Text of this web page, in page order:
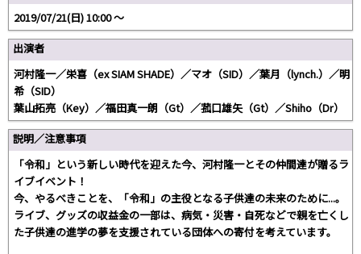
2019/07/21(日) 10:00 〜
出演者
河村隆一／栄喜（ex SIAM SHADE）／マオ（SID）／葉月（lynch.）／明
希（SID）
葉山拓亮（Key）／福田真一朗（Gt）／菰口雄矢（Gt）／Shiho（Dr）
説明／注意事項
「令和」という新しい時代を迎えた今、河村隆一とその仲間達が贈るラ
イブイベント！
今、やるべきことを、「令和」の主役となる子供達の未来のために...。
ライブ、グッズの収益金の一部は、病気・災害・自死などで親を亡くし
た子供達の進学の夢を支援されている団体への寄付を考えています。